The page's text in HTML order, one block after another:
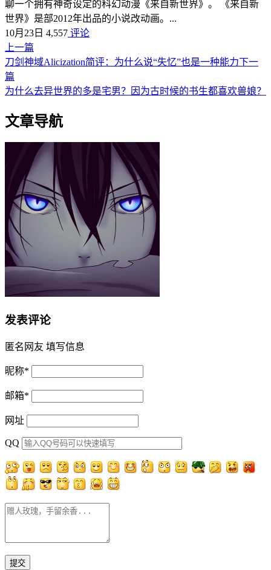
聊一个拥有神奇设定的科幻动漫《来自新世界》。 《来自新
世界》是部2012年出品的小说改动画。...
10月23日 4,557 评论
上一篇
刀剑神域Alicization简评：为什么说“失忆”也是一种能力下一
篇
为什么去异世界的多是宅男？因为古时候的书生都喜欢兽娘？
文章导航
发表评论
匿名网友 填写信息
昵称*
邮箱*
网址
QQ